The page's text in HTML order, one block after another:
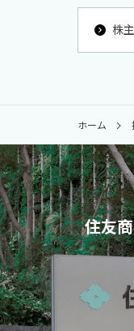
株
ホーム
住友